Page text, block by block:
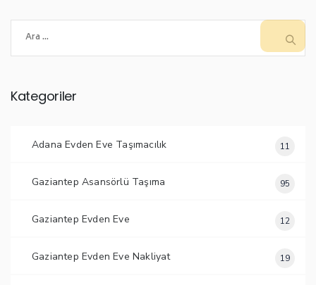
Kategoriler
Adana Evden Eve Taşımacılık 11
Gaziantep Asansörlü Taşıma 95
Gaziantep Evden Eve 12
Gaziantep Evden Eve Nakliyat 19